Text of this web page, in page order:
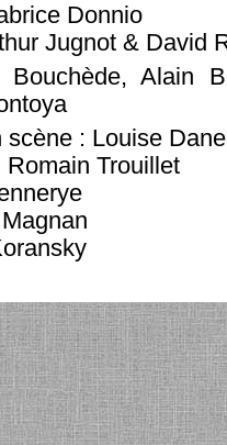
Donnio
Jugnot & David
Alain
: Louise
Trouillet